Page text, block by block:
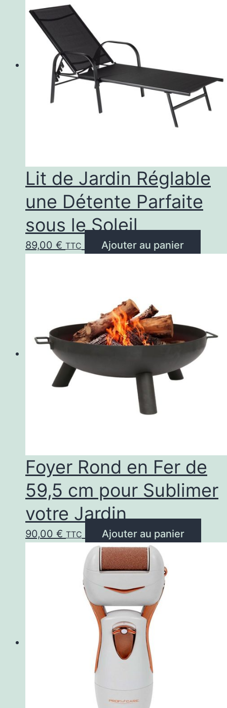
Lit de Jardin Réglable
une Détente Parfaite
sous le Soleil
89,00 € TTC Ajouter au panier
Foyer Rond en Fer de
59,5 cm pour Sublimer
votre Jardin
90,00 € TTC Ajouter au panier